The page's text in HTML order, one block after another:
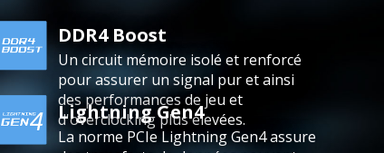
DDR4 Boost
Un circuit mémoire isolé et renforcé
pour assurer un signal pur et ainsi
des performances de jeu et
d'overclocking plus élevées.
Lightning Gen4
La norme PCIe Lightning Gen4 assure